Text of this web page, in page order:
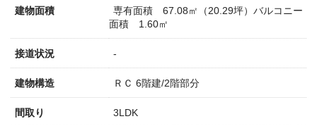
建物面積
専有面積 67.08㎡（20.29坪）バルコニー
面積 1.60㎡
接道状況 -
建物構造 ＲＣ 6階建/2階部分
間取り 3LDK